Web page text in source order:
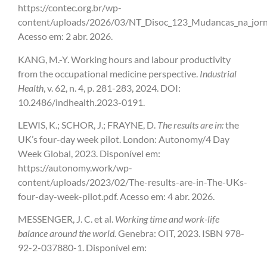
https://contec.org.br/wp-
content/uploads/2026/03/
Acesso em: 2 abr. 2026.
KANG, M.-Y. Working hours and labour productivity
from the occupational medicine perspective. Industrial
Health , v. 62, n. 4, p. 281-283, 2024. DOI:
10.2486/indhealth.2023-0191.
LEWIS, K.; SCHOR, J.; FRAYNE, D. The results are in:the
UK’s four-day week pilot. London: Autonomy/4 Day
Week Global, 2023. Disponível em:
https://autonomy.work/wp-
content/uploads/2023/02/The-results-are-in-The-UKs-
four-day-week-pilot.pdf. Acesso em: 4 abr. 2026.
MESSENGER, J. C. et al. Working time and work-life
balance around the world. Genebra: OIT, 2023. ISBN 978-
92-2-037880-1. Disponível em: